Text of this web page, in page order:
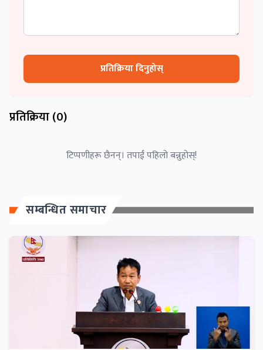
प्रतिक्रिया दिनुहोस्
प्रतिक्रिया (0)
टिप्पणीहरू छैनन्। तपाईं पहिलो बन्नुहोस्!
सम्बन्धित समाचार